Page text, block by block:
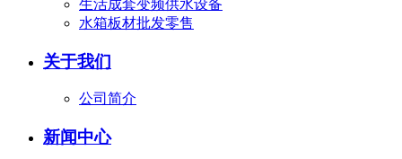
生活成套变频供水设备
水箱板材批发零售
关于我们
公司简介
新闻中心